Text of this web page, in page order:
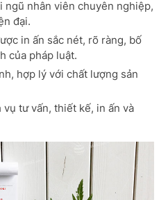
ngũ nhân viên chuyên nghiệp,
đại.
in ấn sắc nét, rõ ràng, bố
của pháp luật.
hợp lý với chất lượng sản
vụ tư vấn, thiết kế, in ấn và